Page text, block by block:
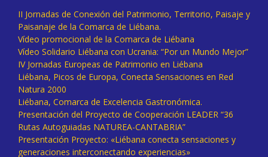
II Jornadas de Conexión del Patrimonio, Territorio, Paisaje y
Paisanaje de la Comarca de Liébana.
Vídeo promocional de la Comarca de Liébana
Vídeo Solidario Liébana con Ucrania: “Por un Mundo Mejor”
IV Jornadas Europeas de Patrimonio en Liébana
Liébana, Picos de Europa, Conecta Sensaciones en Red
Natura 2000
Liébana, Comarca de Excelencia Gastronómica.
Presentación del Proyecto de Cooperación LEADER “36
Rutas Autoguiadas NATUREA-CANTABRIA”
Presentación Proyecto: «Liébana conecta sensaciones y
generaciones interconectando experiencias»